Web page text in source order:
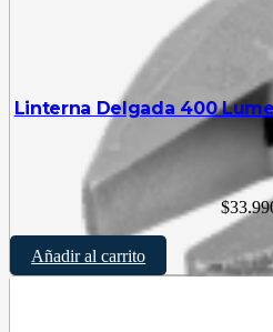
Linterna Delgada 400
$
Añadir al carrito